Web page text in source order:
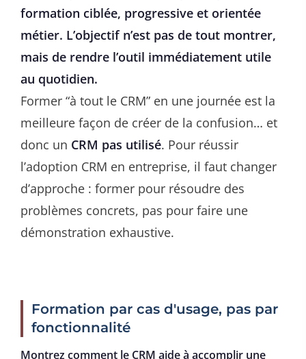
formation ciblée, progressive et orientée
métier. L’objectif n’est pas de tout montrer,
mais de rendre l’outil immédiatement utile
au quotidien.
Former “à tout le CRM” en une journée est la
meilleure façon de créer de la confusion… et
donc un CRM pas utilisé. Pour réussir
l’adoption CRM en entreprise, il faut changer
d’approche : former pour résoudre des
problèmes concrets, pas pour faire une
démonstration exhaustive.
Formation par cas d'usage, pas par
fonctionnalité
Montrez comment le CRM aide à accomplir une